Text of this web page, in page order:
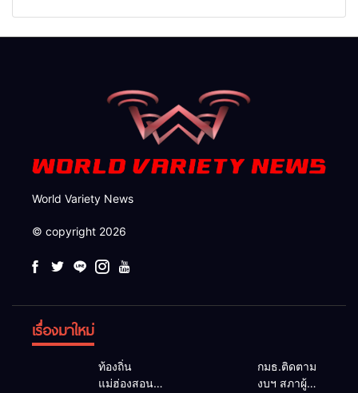
World Variety News
© copyright 2026
เรื่องมาใหม่
ท้องถิ่น
แม่ฮ่องสอน
กมธ.ติดตาม
งบฯ สภาผู้